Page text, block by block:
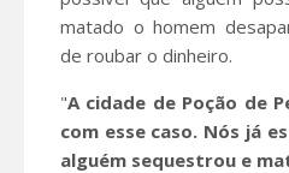
matado o homem
de roubar o dinheiro.
"A cidade de Poção de
com esse caso. Nós já
alguém sequestrou e